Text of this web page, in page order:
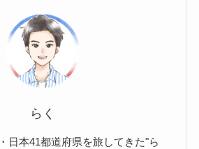
らく
日本41都道府県を旅してきた"ら